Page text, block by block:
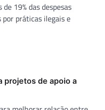
19% das despesas
práticas ilegais e
projetos de apoio a